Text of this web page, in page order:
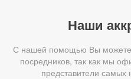
Наши
С нашей помощью Вы можете
посредников, так как мы
представители